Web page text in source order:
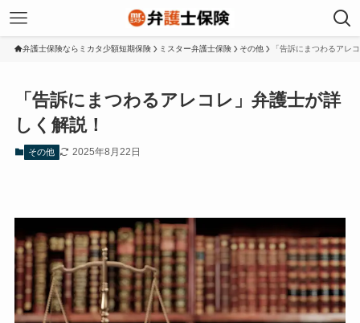
弁護士保険ならミカタ少額短期保険 ミスター弁護士保険 その他 「告訴にまつわるアレ
「告訴にまつわるアレコレ」弁護士が詳
しく解説！
その他 2025年8月22日